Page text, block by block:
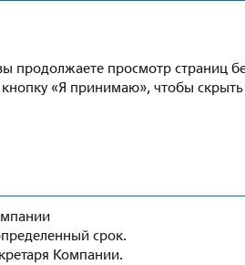
срок.
Компании.
просмотр страниц
«Я принимаю», чтобы